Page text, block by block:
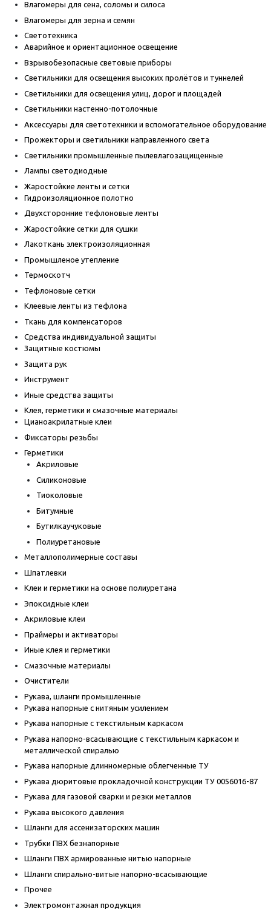
Влагомеры для сена, соломы и силоса
Влагомеры для зерна и семян
Светотехника
Аварийное и ориентационное освещение
Взрывобезопасные световые приборы
Светильники для освещения высоких пролётов и туннелей
Светильники для освещения улиц, дорог и площадей
Светильники настенно-потолочные
Аксессуары для светотехники и вспомогательное оборудование
Прожекторы и светильники направленного света
Светильники промышленные пылевлагозащищенные
Лампы светодиодные
Жаростойкие ленты и сетки
Гидроизоляционное полотно
Двухсторонние тефлоновые ленты
Жаростойкие сетки для сушки
Лакоткань электроизоляционная
Промышленое утепление
Термоскотч
Тефлоновые сетки
Клеевые ленты из тефлона
Ткань для компенсаторов
Средства индивидуальной защиты
Защитные костюмы
Защита рук
Инструмент
Иные средства защиты
Клея, герметики и смазочные материалы
Цианоакрилатные клеи
Фиксаторы резьбы
Герметики
Акриловые
Силиконовые
Тиоколовые
Битумные
Бутилкаучуковые
Полиуретановые
Металлополимерные составы
Шпатлевки
Клеи и герметики на основе полиуретана
Эпоксидные клеи
Акриловые клеи
Праймеры и активаторы
Иные клея и герметики
Смазочные материалы
Очистители
Рукава, шланги промышленные
Рукава напорные с нитяным усилением
Рукава напорные с текстильным каркасом
Рукава напорно-всасывающие с текстильным каркасом и
металлической спиралью
Рукава напорные длинномерные облегченные ТУ
Рукава дюритовые прокладочной конструкции ТУ 0056016-87
Рукава для газовой сварки и резки металлов
Рукава высокого давления
Шланги для ассенизаторских машин
Трубки ПВХ безнапорные
Шланги ПВХ армированные нитью напорные
Шланги спирально-витые напорно-всасывающие
Прочее
Электромонтажная продукция